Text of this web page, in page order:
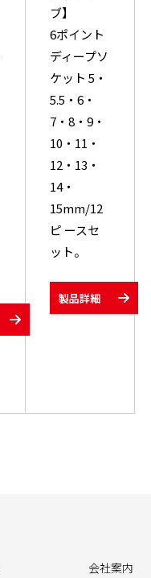
ブ】
6ポイント
ディープソ
ケット 5・
5.5・6・
7・8・9・
10・11・
12・13・
14・
15mm/12
ピ ースセ
ット。
製品詳細
会社案内